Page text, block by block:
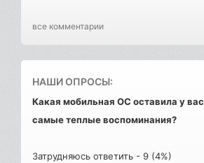
все комментарии
НАШИ ОПРОСЫ:
Какая мобильная ОС оставила у вас
самые теплые воспоминания?
Затрудняюсь ответить - 9 (4%)